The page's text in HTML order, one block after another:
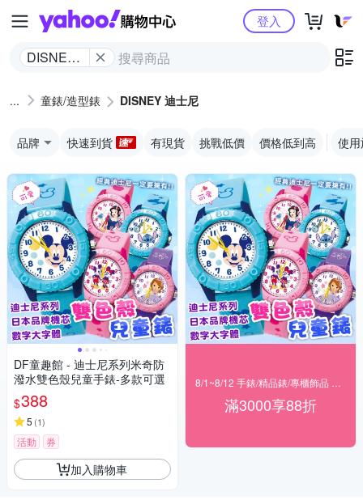
Yahoo購物中心
DISNEY
登入
童錶/造型錶 DISNEY 迪士尼
品牌 快速到貨 有現貨 挑戰低價 價格低到高 使
DF童趣館 - 迪士尼系列米奇防
潑水雙色殼兒童手錶-多款可選
$388
5 (1)
活動 券
加入購物車
滿3000享88折